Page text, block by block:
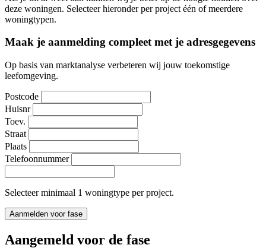
deze woningen. Selecteer hieronder per project één of meerdere
woningtypen.
Maak je aanmelding compleet met je adresgegevens
Op basis van marktanalyse verbeteren wij jouw toekomstige
leefomgeving.
Postcode
Huisnr
Toev.
Straat
Plaats
Telefoonnummer
Selecteer minimaal 1 woningtype per project.
Aanmelden voor fase
Aangemeld voor de fase